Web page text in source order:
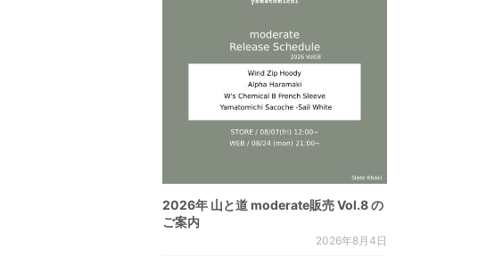
2026年 山と道 moderate販売 Vol.8 の
ご案内
2026年8月4日